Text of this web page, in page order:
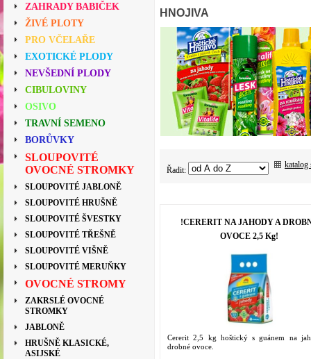
ZAHRADY BABIČEK
ŽIVÉ PLOTY
PRO VČELAŘE
EXOTICKÉ PLODY
NEVŠEDNÍ PLODY
CIBULOVINY
OSIVO
TRAVNÍ SEMENO
BORŮVKY
SLOUPOVITÉ
OVOCNÉ STROMKY
SLOUPOVITÉ JABLONĚ
SLOUPOVITÉ HRUŠNĚ
SLOUPOVITÉ ŠVESTKY
SLOUPOVITÉ TŘEŠNĚ
SLOUPOVITÉ VIŠNĚ
SLOUPOVITÉ MERUŇKY
OVOCNÉ STROMY
ZAKRSLÉ OVOCNÉ
STROMKY
JABLONĚ
HRUŠNĚ KLASICKÉ,
ASIJSKÉ
HNOJIVA
Řadit:
katalog
!CERERIT NA JAHODY A
OVOCE 2,5 Kg!
Cererit 2,5 kg hoštický s guánem na
drobné ovoce.